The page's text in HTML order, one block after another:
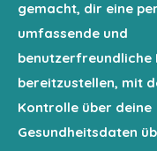
gemacht, dir eine
umfassende und
benutzerfreundliche
bereitzustellen, mit
Kontrolle über deine
Gesundheitsdaten